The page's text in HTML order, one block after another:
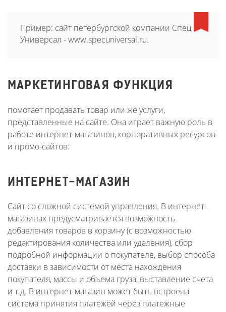
Пример: сайт петербургской компании Спец
Универсал - www.specuniversal.ru.
МАРКЕТИНГОВАЯ ФУНКЦИЯ
помогает продавать товар или же услуги,
представленные на сайте. Она играет важную роль в
работе интернет-магазинов, корпоративных ресурсов
и промо-сайтов:
ИНТЕРНЕТ-МАГАЗИН
Сайт со сложной системой управления. В интернет-
магазинах предусматривается возможность
добавления товаров в корзину (с возможностью
редактирования количества или удаления), сбор
подробной информации о покупателе, выбор способа
доставки в зависимости от места нахождения
покупателя, массы и объема груза, выставление счета
и т.д. В интернет-магазин может быть встроена
система принятия платежей через платежные